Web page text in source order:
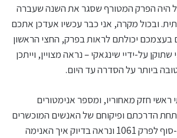
היה הפרק המטורף שסגר את השנה שעברה
ובכול מקרה, אני כבר עכשיו אעדכן אתכם
יכולתם לראות בפרק, החצי הראשון
החצי שתוקן על-ידיי שינגאקי – נראה מצויין, וייתכן
ביותר על הסדרה עד היום.
ראשי חזק מאחוריו, ומספר אנימטורים
תחת הדרכתם ופיקוחם של האנשים המוכשרים
האלה, בואו ניכנס סוף-סוף לפרק 1061 ונראה בדיוק איך האנימה